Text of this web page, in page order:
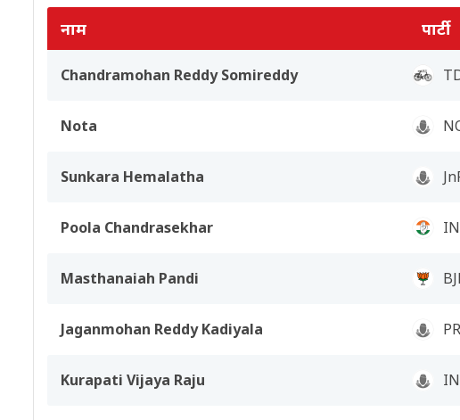
नाम
पार्टी
Chandramohan Reddy Somireddy
Nota
Sunkara Hemalatha
Poola Chandrasekhar
Masthanaiah Pandi
Jaganmohan Reddy Kadiyala
Kurapati Vijaya Raju